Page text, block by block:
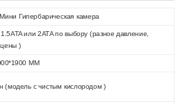
Гипербарическая камера
или 2ATA по выбору (разное давление,
)
ММ
(модель с чистым кислородом )